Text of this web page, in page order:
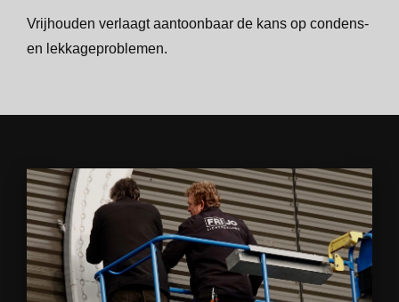
Vrijhouden verlaagt aantoonbaar de kans op condens-
en lekkageproblemen.